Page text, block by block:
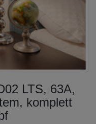
LTS, 63A,
komplett